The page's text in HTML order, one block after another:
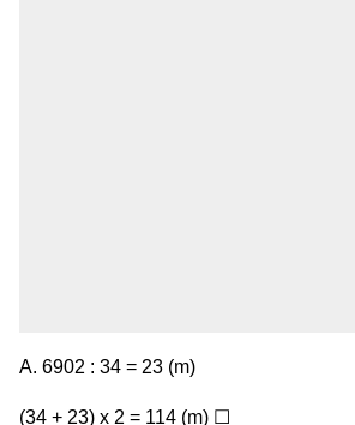
A. 6902 : 34 = 23 (m)
(34 + 23) x 2 = 114 (m) ☐